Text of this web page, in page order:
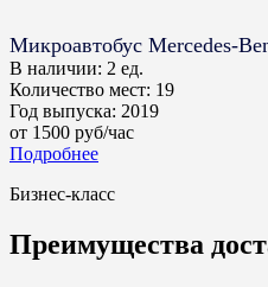
Микроавтобус Mercedes-
В наличии: 2 ед.
Количество мест: 19
Год выпуска: 2019
от 1500 руб/час
Подробнее
Бизнес-класс
Преимущества